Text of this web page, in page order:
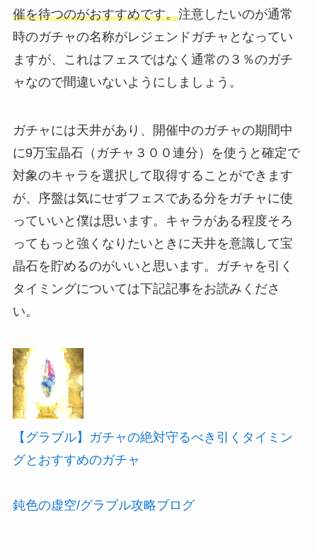
催を待つのがおすすめです。注意したいのが通常
時のガチャの名称がレジェンドガチャとなってい
ますが、これはフェスではなく通常の３％のガチ
ャなので間違いないようにしましょう。
ガチャには天井があり、開催中のガチャの期間中
に9万宝晶石（ガチャ３００連分）を使うと確定で
対象のキャラを選択して取得することができます
が、序盤は気にせずフェスである分をガチャに使
っていいと僕は思います。キャラがある程度そろ
ってもっと強くなりたいときに天井を意識して宝
晶石を貯めるのがいいと思います。ガチャを引く
タイミングについては下記記事をお読みくださ
い。
【グラブル】ガチャの絶対守るべき引くタイミン
グとおすすめのガチャ
鈍色の虚空/グラブル攻略ブログ